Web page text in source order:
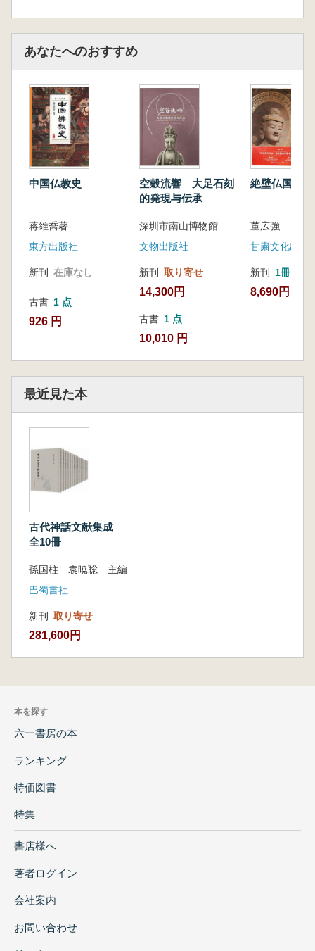
あなたへのおすすめ
中国仏教史
蒋維喬著
東方出版社
新刊 在庫なし
古書 1 点
926 円
空穀流響 大足石刻
的発現与伝承
深圳市南山博物館 大足石刻研究院 編
文物出版社
新刊 取り寄せ
14,300円
古書 1 点
10,010 円
絶壁仏国麦
董広強
甘粛文化出版
新刊 1冊
8,690円
最近見た本
古代神話文献集成
全10冊
孫国柱 袁暁聡 主編
巴蜀書社
新刊 取り寄せ
281,600円
本を探す
六一書房の本
ランキング
特価図書
特集
書店様へ
著者ログイン
会社案内
お問い合わせ